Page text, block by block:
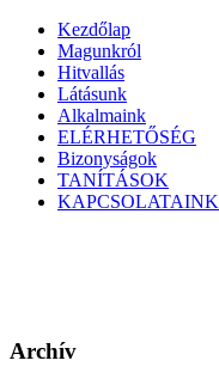
Kezdőlap
Magunkról
Hitvallás
Látásunk
Alkalmaink
ELÉRHETŐSÉG
Bizonyságok
TANÍTÁSOK
KAPCSOLATAINK
Archív